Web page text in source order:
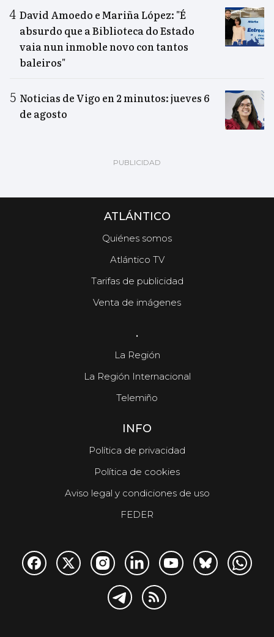
David Amoedo e Mariña López: "É
absurdo que a Biblioteca do Estado
vaia nun inmoble novo con tantos
baleiros"
Noticias de Vigo en 2 minutos: jueves 6
de agosto
ATLÁNTICO
Quiénes somos
Atlántico TV
Tarifas de publicidad
Venta de imágenes
.
La Región
La Región Internacional
Telemiño
INFO
Política de privacidad
Política de cookies
Aviso legal y condiciones de uso
FEDER